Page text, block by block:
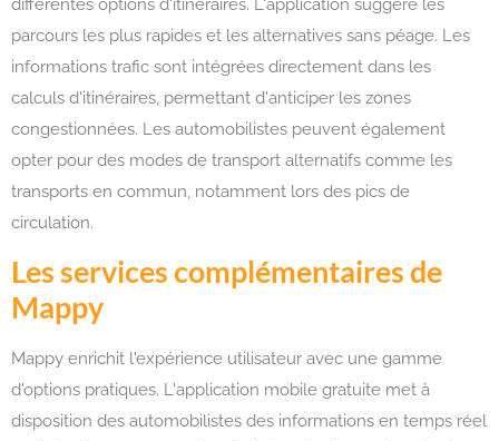
parcours les plus rapides et les alternatives sans péage. Les
informations trafic sont intégrées directement dans les
calculs d'itinéraires, permettant d'anticiper les zones
congestionnées. Les automobilistes peuvent également
opter pour des modes de transport alternatifs comme les
transports en commun, notamment lors des pics de
circulation.
Les services complémentaires de
Mappy
Mappy enrichit l'expérience utilisateur avec une gamme
d'options pratiques. L'application mobile gratuite met à
disposition des automobilistes des informations en temps réel